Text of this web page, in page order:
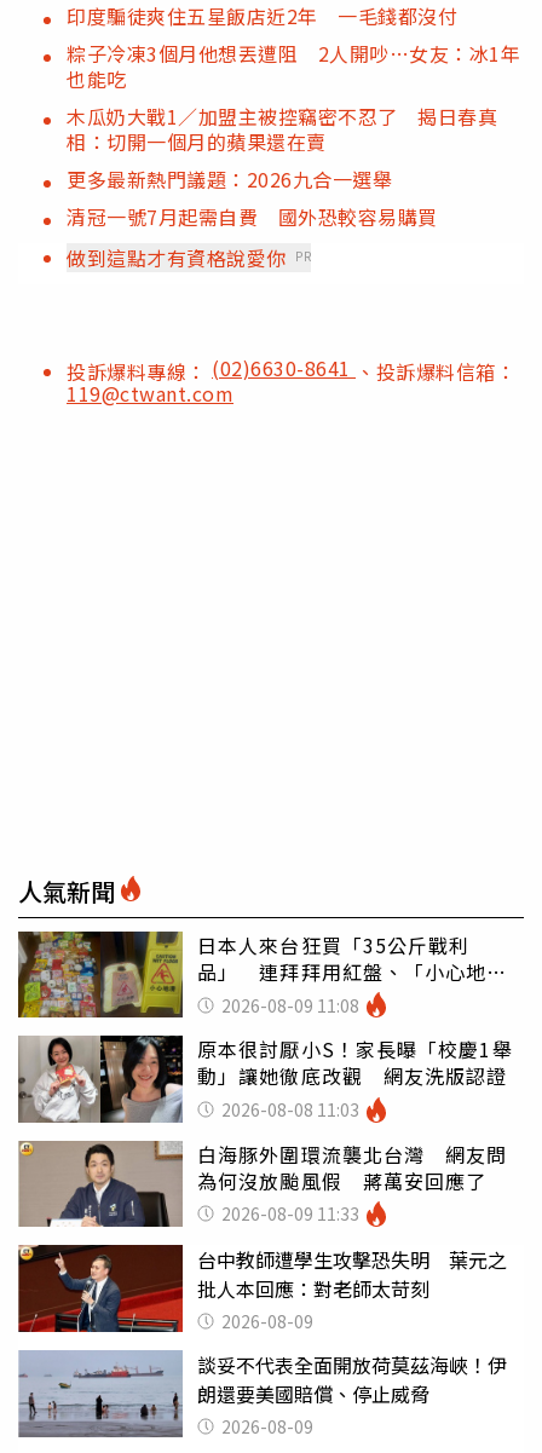
印度騙徒爽住五星飯店近2年 一毛錢都沒付
粽子冷凍3個月他想丟遭阻 2人開吵…女友：冰1年
也能吃
木瓜奶大戰1／加盟主被控竊密不忍了 揭日春真
相：切開一個月的蘋果還在賣
更多最新熱門議題：2026九合一選舉
清冠一號7月起需自費 國外恐較容易購買
做到這點才有資格說愛你 PR
投訴爆料專線： (02)6630-8641 、投訴爆料信箱：
119@ctwant.com
人氣新聞
日本人來台狂買「35公斤戰利
品」 連拜拜用紅盤、「小心地
滑」告示牌也帶回家
2026-08-09 11:08
原本很討厭小S！家長曝「校慶1舉
動」讓她徹底改觀 網友洗版認證
2026-08-08 11:03
白海豚外圍環流襲北台灣 網友問
為何沒放颱風假 蔣萬安回應了
2026-08-09 11:33
台中教師遭學生攻擊恐失明 葉元之
批人本回應：對老師太苛刻
2026-08-09
談妥不代表全面開放荷莫茲海峽！伊
朗還要美國賠償、停止威脅
2026-08-09